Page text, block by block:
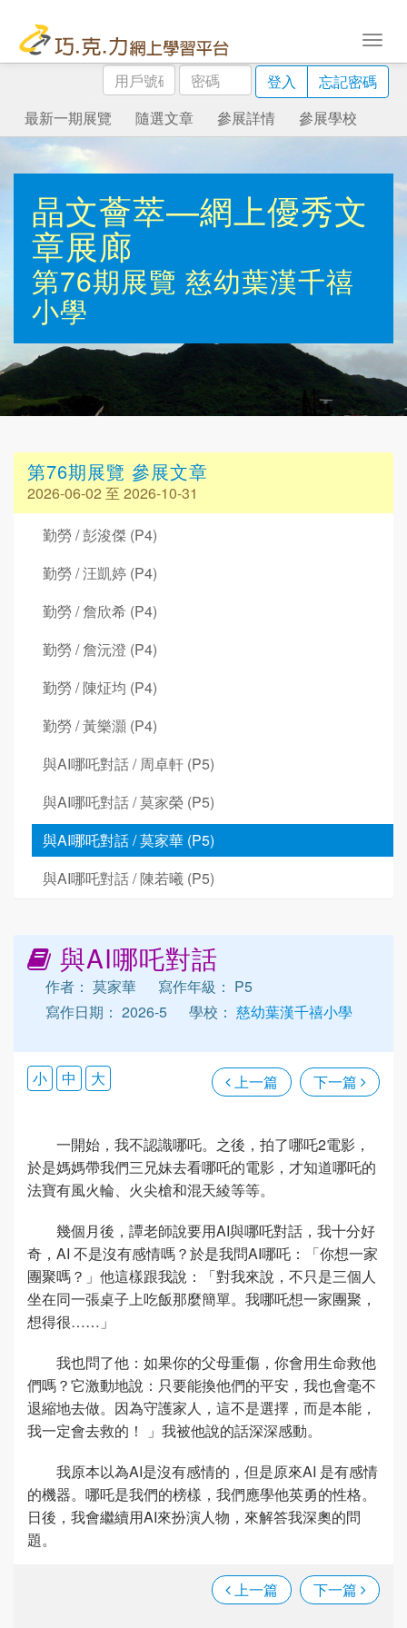
用
戶
號
碼
密
碼
登入
忘記密碼
最新一期展覽
隨選文章 參展詳情 參展學校
晶文薈萃—網上優秀文
章展廊
第76期展覽 慈幼葉漢千禧
小學
第76期展覽 參展文章
2026-06-02 至 2026-10-31
勤勞 / 彭浚傑 (P4)
勤勞 / 汪凱婷 (P4)
勤勞 / 詹欣希 (P4)
勤勞 / 詹沅澄 (P4)
勤勞 / 陳炡均 (P4)
勤勞 / 黃樂灝 (P4)
與AI哪吒對話 / 周卓軒 (P5)
與AI哪吒對話 / 莫家榮 (P5)
與AI哪吒對話 / 莫家華 (P5)
與AI哪吒對話 / 陳若曦 (P5)
與AI哪吒對話
作者： 莫家華
寫作年級： P5
寫作日期： 2026-5
學校： 慈幼葉漢千禧小學
上一篇 下一篇
小 中 大
一開始，我不認識哪吒。之後，拍了哪吒2電影，
於是媽媽帶我們三兄妹去看哪吒的電影，才知道哪吒的
法寶有風火輪、火尖槍和混天綾等等。
幾個月後，譚老師說要用AI與哪吒對話，我十分好
奇，AI 不是沒有感情嗎？於是我問AI哪吒：「你想一家
團聚嗎？」他這樣跟我說：「對我來說，不只是三個人
坐在同一張桌子上吃飯那麼簡單。我哪吒想一家團聚，
想得很……」
我也問了他：如果你的父母重傷，你會用生命救他
們嗎？它激動地說：只要能換他們的平安，我也會毫不
退縮地去做。因為守護家人，這不是選擇，而是本能，
我一定會去救的！ 」我被他說的話深深感動。
我原本以為AI是沒有感情的，但是原來AI 是有感情
的機器。哪吒是我們的榜樣，我們應學他英勇的性格。
日後，我會繼續用AI來扮演人物，來解答我深奧的問
題。
上一篇 下一篇